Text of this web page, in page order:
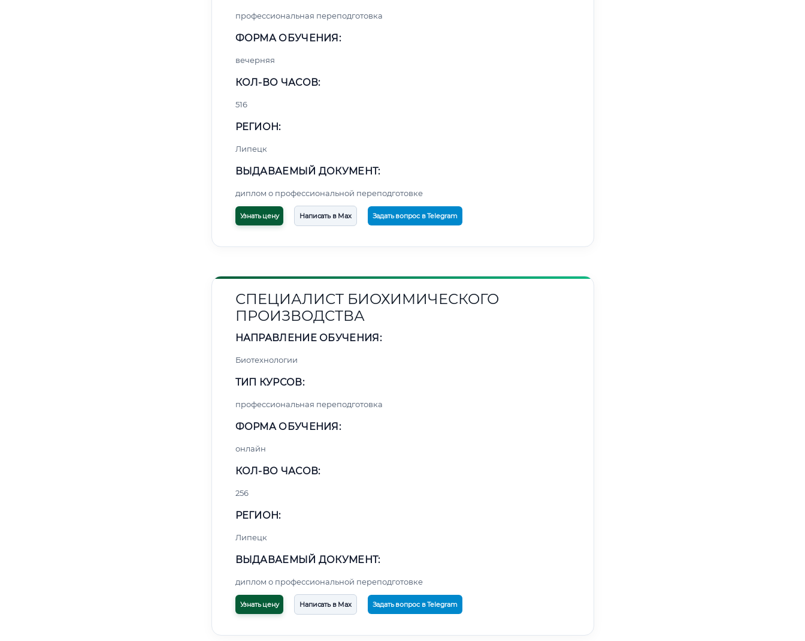
профессиональная переподготовка
ФОРМА ОБУЧЕНИЯ:
вечерняя
КОЛ-ВО ЧАСОВ:
516
РЕГИОН:
Липецк
ВЫДАВАЕМЫЙ ДОКУМЕНТ:
диплом о профессиональной переподготовке
Узнать цену Написать в Max Задать вопрос в Telegram
СПЕЦИАЛИСТ БИОХИМИЧЕСКОГО
ПРОИЗВОДСТВА
НАПРАВЛЕНИЕ ОБУЧЕНИЯ:
Биотехнологии
ТИП КУРСОВ:
профессиональная переподготовка
ФОРМА ОБУЧЕНИЯ:
онлайн
КОЛ-ВО ЧАСОВ:
256
РЕГИОН:
Липецк
ВЫДАВАЕМЫЙ ДОКУМЕНТ:
диплом о профессиональной переподготовке
Узнать цену Написать в Max Задать вопрос в Telegram